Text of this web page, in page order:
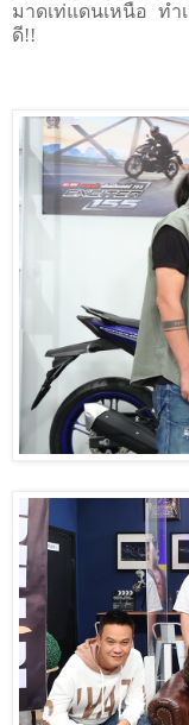
มาดเท่แดนเหนือ ทำ
ดี!!